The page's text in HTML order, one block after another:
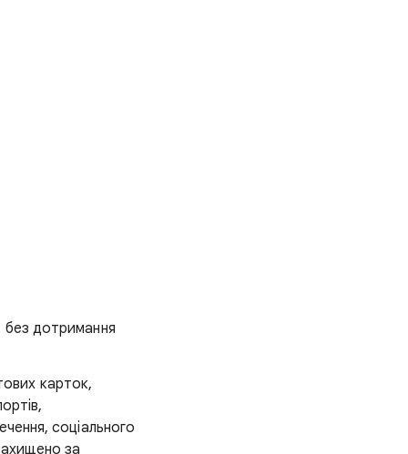
без дотримання
карток,
соціального
за